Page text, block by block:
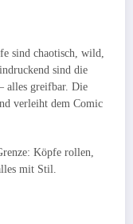
sind chaotisch, wild,
sind die
alles greifbar. Die
verleiht dem Comic
Köpfe rollen,
mit Stil.